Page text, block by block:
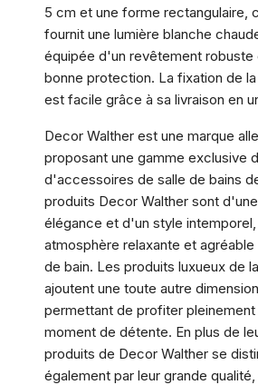
5 cm et une forme rectangulaire,
fournit une lumière blanche
équipée d'un revêtement robuste
bonne protection. La fixation de
est facile grâce à sa livraison en
Decor Walther est une marque
proposant une gamme exclusive
d'accessoires de salle de bains
produits Decor Walther sont
élégance et d'un style
atmosphère relaxante et
de bain. Les produits luxueux de
ajoutent une toute autre
permettant de profiter
moment de détente. En plus de
produits de Decor Walther se
également par leur grande